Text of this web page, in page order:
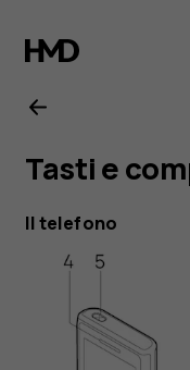
Manuale
d'uso
di
HMD
105
4G
Tasti e
Il telefono